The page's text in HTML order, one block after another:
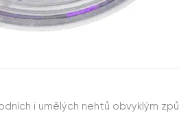
i umělých nehtů obvyklým